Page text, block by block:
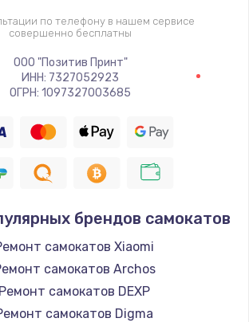
по телефону в нашем сервисе
совершенно бесплатны
ООО "Позитив Принт"
ИНН: 7327052923
ОГРН: 1097327003685
брендов самокатов
самокатов Xiaomi
самокатов Archos
Ремонт самокатов DEXP
самокатов Digma